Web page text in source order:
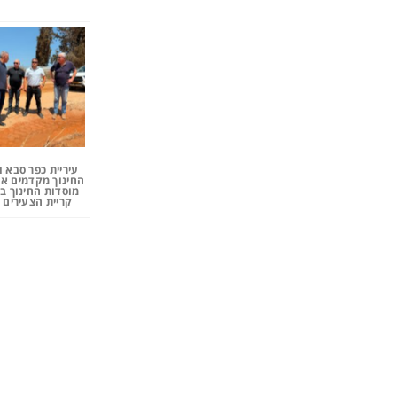
עיריית כפר
החינוך מקדמים
מוסדות החינוך
קריית